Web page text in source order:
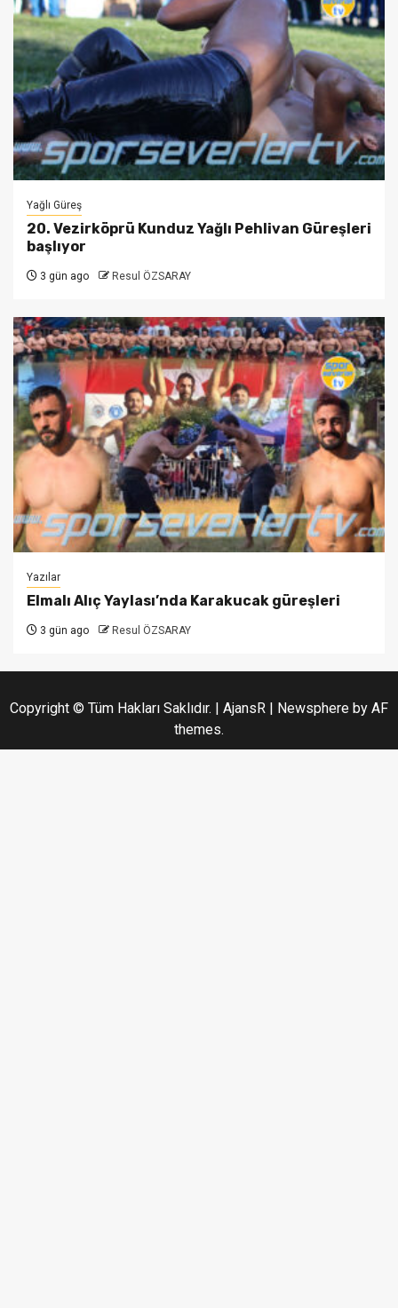
Yağlı Güreş
20. Vezirköprü Kunduz Yağlı Pehlivan Güreşleri
başlıyor
3 gün ago Resul ÖZSARAY
Yazılar
Elmalı Alıç Yaylası’nda Karakucak güreşleri
3 gün ago Resul ÖZSARAY
Copyright © Tüm Hakları Saklıdır. | AjansR | Newsphere by AF
themes.